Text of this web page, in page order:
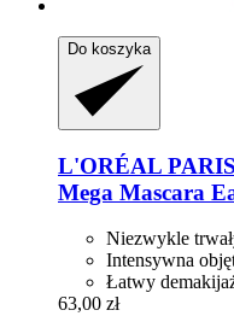
Do koszyka
L'ORÉAL PARIS
Mega Mascara
Niezwykle
Intensywna
Łatwy
63,00 zł